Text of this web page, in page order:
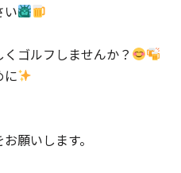
い
ゴルフしませんか？
に
願いします。